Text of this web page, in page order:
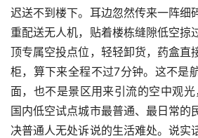
迟送不到楼下。耳边忽然传来一阵细
重配送无人机，贴着楼栋缝隙低空掠
顶专属空投点位，轻轻卸货，药盒直
柜，算下来全程不过7分钟。这不是
面，也不是景区用来引流的空中观光
国内低空试点城市最普通、最日常的
决普通人无处诉说的生活难处。说实